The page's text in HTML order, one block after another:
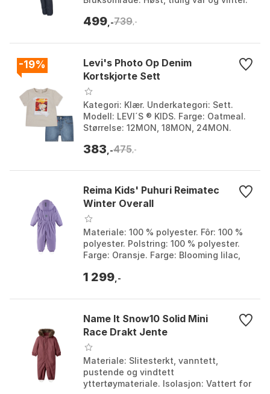
499 ,-739,-
-19%
Levi's Photo Op Denim
Kortskjorte Sett
Kategori: Klær. Underkategori: Sett.
Modell: LEVI´S ® KIDS. Farge: Oatmeal.
Størrelse: 12MON, 18MON, 24MON.
383 ,-475 ,-
Reima Kids' Puhuri Reimatec
Winter Overall
Materiale: 100 % polyester. Fôr: 100 %
polyester. Polstring: 100 % polyester.
Farge: Oransje. Farge: Blooming lilac,
92...
1 299 ,-
Name It Snow10 Solid Mini
Race Drakt Jente
Materiale: Slitesterkt, vanntett,
pustende og vindtett
yttertøymateriale. Isolasjon: Vattert for